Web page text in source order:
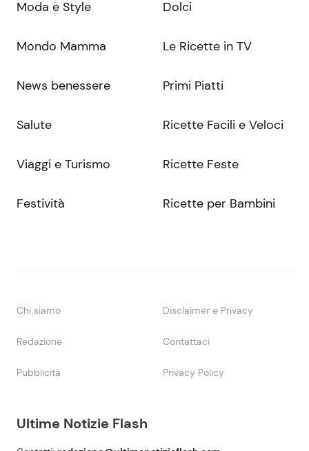
Ultime Notizie Flash
Moda e Style
Mondo Mamma
News benessere
Salute
Viaggi e Turismo
Festività
Dolci
Le Ricette in TV
Primi Piatti
Ricette Facili e Veloci
Ricette Feste
Ricette per Bambini
Chi siamo Disclaimer e Privacy
Redazione Contattaci
Pubblicità Privacy Policy